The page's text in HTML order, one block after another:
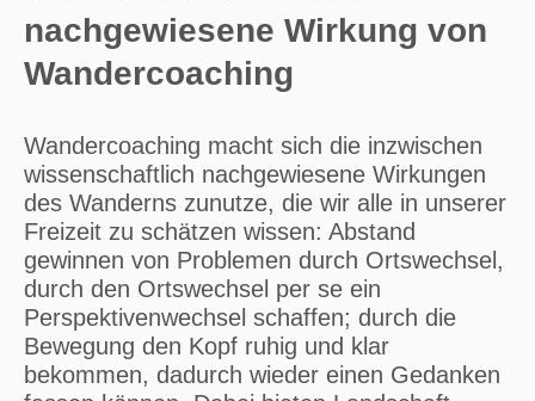
nachgewiesene Wirkung von
Wandercoaching
Wandercoaching macht sich die inzwischen
wissenschaftlich nachgewiesene Wirkungen
des Wanderns zunutze, die wir alle in unserer
Freizeit zu schätzen wissen: Abstand
gewinnen von Problemen durch Ortswechsel,
durch den Ortswechsel per se ein
Perspektivenwechsel schaffen; durch die
Bewegung den Kopf ruhig und klar
bekommen, dadurch wieder einen Gedanken